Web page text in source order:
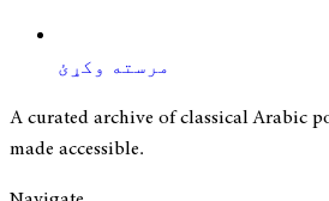
مرسته وکړئ
A curated archive of classical Arabic
made accessible.